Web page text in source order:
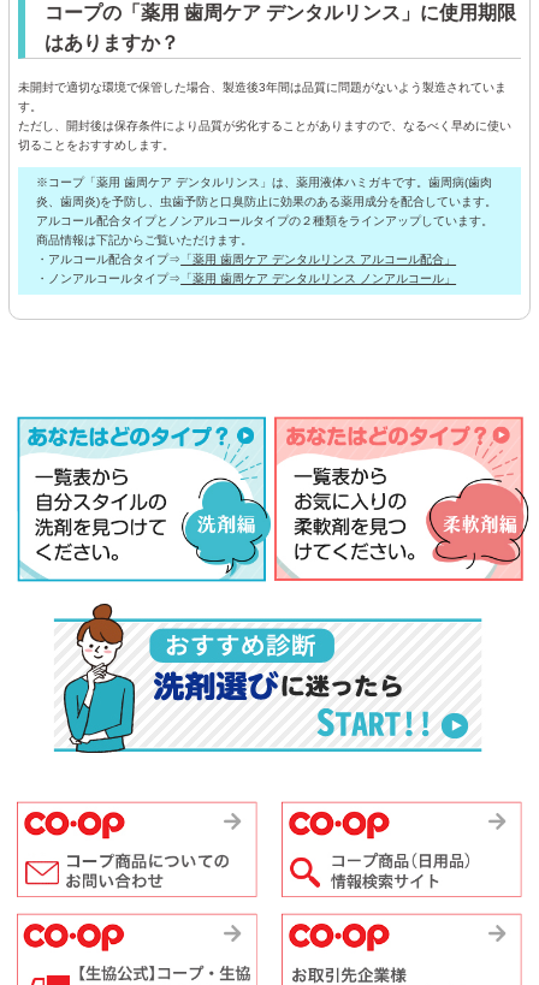
コープの「薬用 歯周ケア デンタルリンス」に使用期限
はありますか？
未開封で適切な環境で保管した場合、製造後3年間は品質に問題がないよう製造されていま
す。
ただし、開封後は保存条件により品質が劣化することがありますので、なるべく早めに使い
切ることをおすすめします。
※コープ「薬用 歯周ケア デンタルリンス」は、薬用液体ハミガキです。歯周病(歯肉
炎、歯周炎)を予防し、虫歯予防と口臭防止に効果のある薬用成分を配合しています。
アルコール配合タイプとノンアルコールタイプの２種類をラインアップしています。
商品情報は下記からご覧いただけます。
・アルコール配合タイプ⇒ 「薬用 歯周ケア デンタルリンス アルコール配合」
・ノンアルコールタイプ⇒ 「薬用 歯周ケア デンタルリンス ノンアルコール」